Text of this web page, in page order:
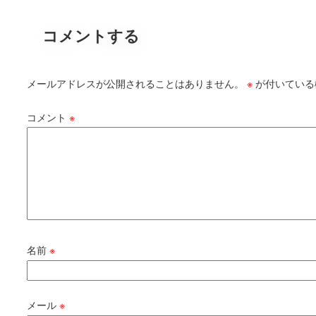
コメントする
メールアドレスが公開されることはありません。 ※が付いてい
コメント ※
名前※
メール※